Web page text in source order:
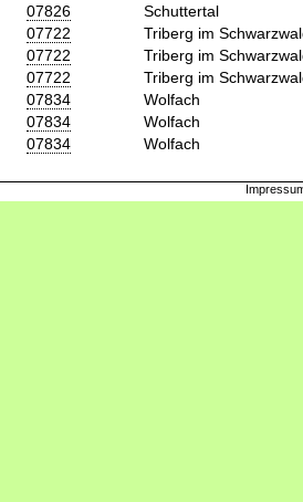
07826
Schuttertal
07722
Triberg im
07722
Triberg im
07722
Triberg im
07834
Wolfach
07834
Wolfach
07834
Wolfach